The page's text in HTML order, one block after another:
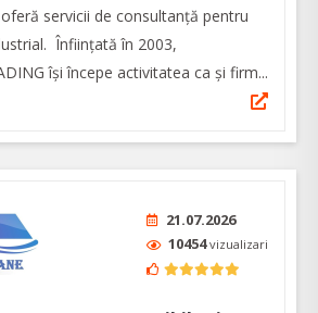
servicii de consultanță pentru
Înfiinţată în 2003,
îşi începe activitatea ca şi firm...
21.07.2026
10454vizualizari